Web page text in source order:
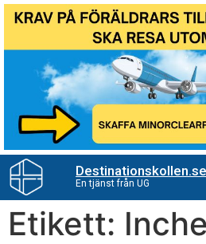
Destinationskollen.se
En tjänst från UG
Etikett: